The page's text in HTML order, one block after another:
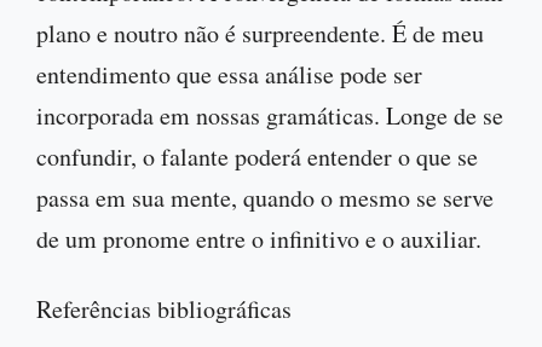
plano e noutro não é surpreendente. É de meu
entendimento que essa análise pode ser
incorporada em nossas gramáticas. Longe de se
confundir, o falante poderá entender o que se
passa em sua mente, quando o mesmo se serve
de um pronome entre o infinitivo e o auxiliar.
Referências bibliográficas